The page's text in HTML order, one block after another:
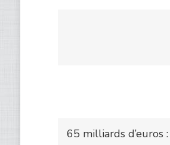
65 milliards d’euros